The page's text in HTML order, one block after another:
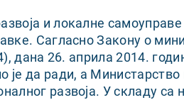
и локалне
Сагласно Закону о
дана 26. априла 2014.
је да ради, а
развоја. У складу